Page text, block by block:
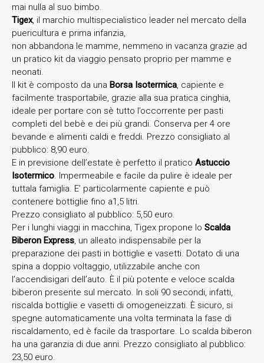
mai nulla al suo bimbo.
Tigex, il marchio multispecialistico leader nel mercato della
puericultura e prima infanzia,
non abbandona le mamme, nemmeno in vacanza grazie ad
un pratico kit da viaggio pensato proprio per mamme e
neonati.
Il kit è composto da una Borsa Isotermica, capiente e
facilmente trasportabile, grazie alla sua pratica cinghia,
ideale per portare con sè tutto l’occorrente per pasti
completi del bebè e dei più grandi. Conserva per 4 ore
bevande e alimenti caldi e freddi. Prezzo consigliato al
pubblico: 8,90 euro.
E in previsione dell’estate è perfetto il pratico Astuccio
Isotermico. Impermeabile e facile da pulire è ideale per
tuttala famiglia. E’ particolarmente capiente e può
contenere bottiglie fino a1,5 litri.
Prezzo consigliato al pubblico: 5,50 euro.
Per i lunghi viaggi in macchina, Tigex propone lo Scalda
Biberon Express, un alleato indispensabile per la
preparazione dei pasti in bottiglie e vasetti. Dotato di una
spina a doppio voltaggio, utilizzabile anche con
l’accendisigari dell’auto. È il più potente e veloce scalda
biberon presente sul mercato. In soli 90 secondi, infatti,
riscalda bottiglie e vasetti di omogeneizzati. È sicuro, si
spegne automaticamente una volta terminata la fase di
riscaldamento, ed è facile da trasportare. Lo scalda biberon
ha una garanzia di due anni. Prezzo consigliato al pubblico:
23,50 euro.